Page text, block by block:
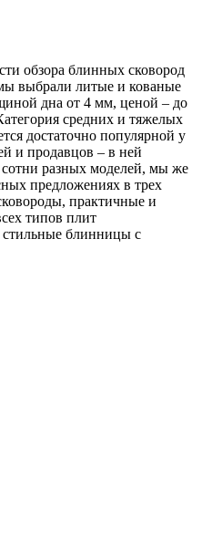
обзора блинных сковород
выбрали литые и кованые
дна от 4 мм, ценой – до
средних и тяжелых
достаточно популярной у
и продавцов – в ней
сотни разных моделей, мы же
предложениях в трех
практичные и
типов плит
стильные блинницы с